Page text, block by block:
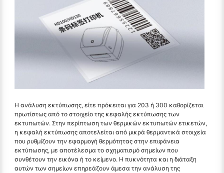
Η ανάλυση εκτύπωσης, είτε πρόκειται για 203 ή 300 καθορίζεται
πρωτίστως από το στοιχείο της κεφαλής εκτύπωσης των
εκτυπωτών. Στην περίπτωση των θερμικών εκτυπωτών ετικετών,
η κεφαλή εκτύπωσης αποτελείται από μικρά θερμαντικά στοιχεία
που ρυθμίζουν την εφαρμογή θερμότητας στην επιφάνεια
εκτύπωσης, με αποτέλεσμα το σχηματισμό σημείων που
συνθέτουν την εικόνα ή το κείμενο. Η πυκνότητα και η διάταξη
αυτών των σημείων επηρεάζουν άμεσα την ανάλυση της